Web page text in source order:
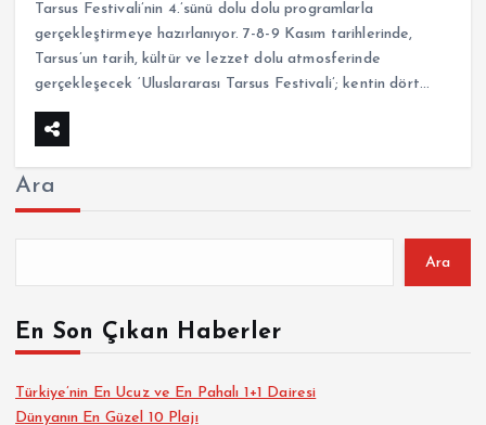
Tarsus Festivali’nin 4.’sünü dolu dolu programlarla
gerçekleştirmeye hazırlanıyor. 7-8-9 Kasım tarihlerinde,
Tarsus’un tarih, kültür ve lezzet dolu atmosferinde
gerçekleşecek ‘Uluslararası Tarsus Festivali’; kentin dört…
Ara
Ara
En Son Çıkan Haberler
Türkiye’nin En Ucuz ve En Pahalı 1+1 Dairesi
Dünyanın En Güzel 10 Plajı